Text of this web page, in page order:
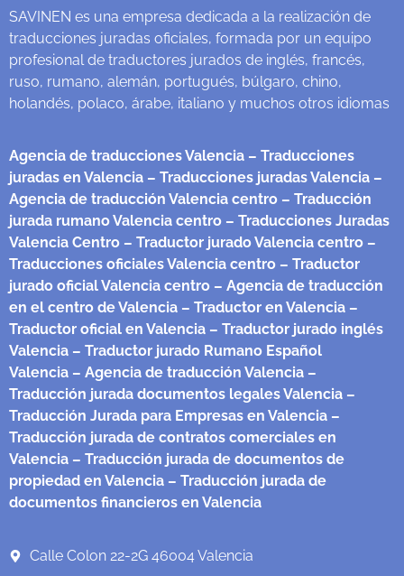
SAVINEN es una empresa dedicada a la realización de
traducciones juradas oficiales, formada por un equipo
profesional de traductores jurados de inglés, francés,
ruso, rumano, alemán, portugués, búlgaro, chino,
holandés, polaco, árabe, italiano y muchos otros idiomas
Agencia de traducciones Valencia – Traducciones
juradas en Valencia – Traducciones juradas Valencia –
Agencia de traducción Valencia centro – Traducción
jurada rumano Valencia centro – Traducciones Juradas
Valencia Centro – Traductor jurado Valencia centro –
Traducciones oficiales Valencia centro – Traductor
jurado oficial Valencia centro – Agencia de traducción
en el centro de Valencia – Traductor en Valencia –
Traductor oficial en Valencia – Traductor jurado inglés
Valencia – Traductor jurado Rumano Español
Valencia – Agencia de traducción Valencia –
Traducción jurada documentos legales Valencia –
Traducción Jurada para Empresas en Valencia –
Traducción jurada de contratos comerciales en
Valencia – Traducción jurada de documentos de
propiedad en Valencia – Traducción jurada de
documentos financieros en Valencia
Calle Colon 22-2G 46004 Valencia